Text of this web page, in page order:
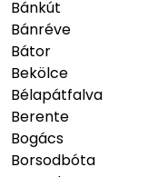
Bánkút
Bánréve
Bátor
Bekölce
Bélapátfalva
Berente
Bogács
Borsodbóta